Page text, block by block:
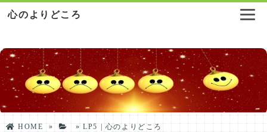
心のよりどころ
HOME » »LP5 | 心のよりどころ